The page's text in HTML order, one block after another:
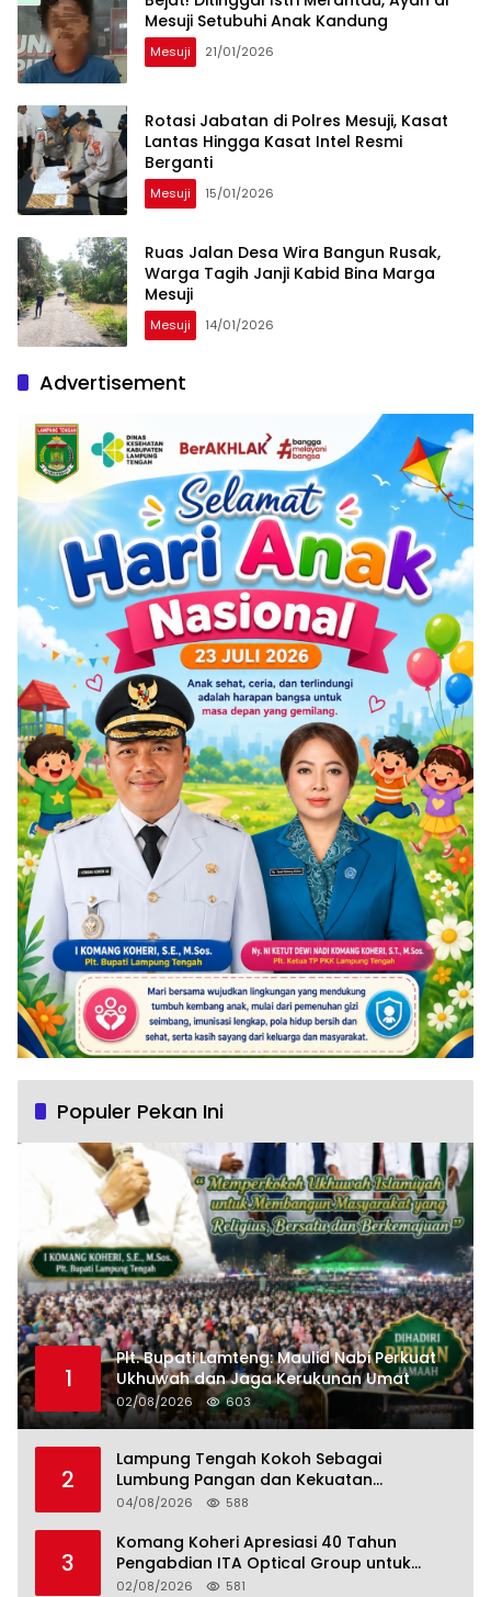
Mesuji Setubuhi Anak Kandung
Mesuji 21/01/2026
Rotasi Jabatan di Polres Mesuji, Kasat
Lantas Hingga Kasat Intel Resmi
Berganti
Mesuji 15/01/2026
Ruas Jalan Desa Wira Bangun Rusak,
Warga Tagih Janji Kabid Bina Marga
Mesuji
Mesuji 14/01/2026
Advertisement
Populer Pekan Ini
1
Plt. Bupati Lamteng: Maulid Nabi Perkuat
Ukhuwah dan Jaga Kerukunan Umat
02/08/2026 603
2
Lampung Tengah Kokoh Sebagai
Lumbung Pangan dan Kekuatan
Perkebunan Lampung, Komang Koheri:
Menuju Indonesia Emas 2045
04/08/2026 588
3
Komang Koheri Apresiasi 40 Tahun
Pengabdian ITA Optical Group untuk
Kesehatan Mata Masyarakat Lamteng
02/08/2026 581